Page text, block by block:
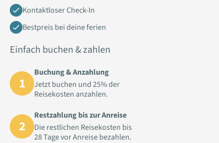
Kontaktloser Check-In
Bestpreis bei deine ferien
Einfach buchen & zahlen
1
Buchung & Anzahlung
Jetzt buchen und 25% der
Reisekosten anzahlen.
2
Restzahlung bis zur Anreise
Die restlichen Reisekosten bis
28 Tage vor Anreise bezahlen.